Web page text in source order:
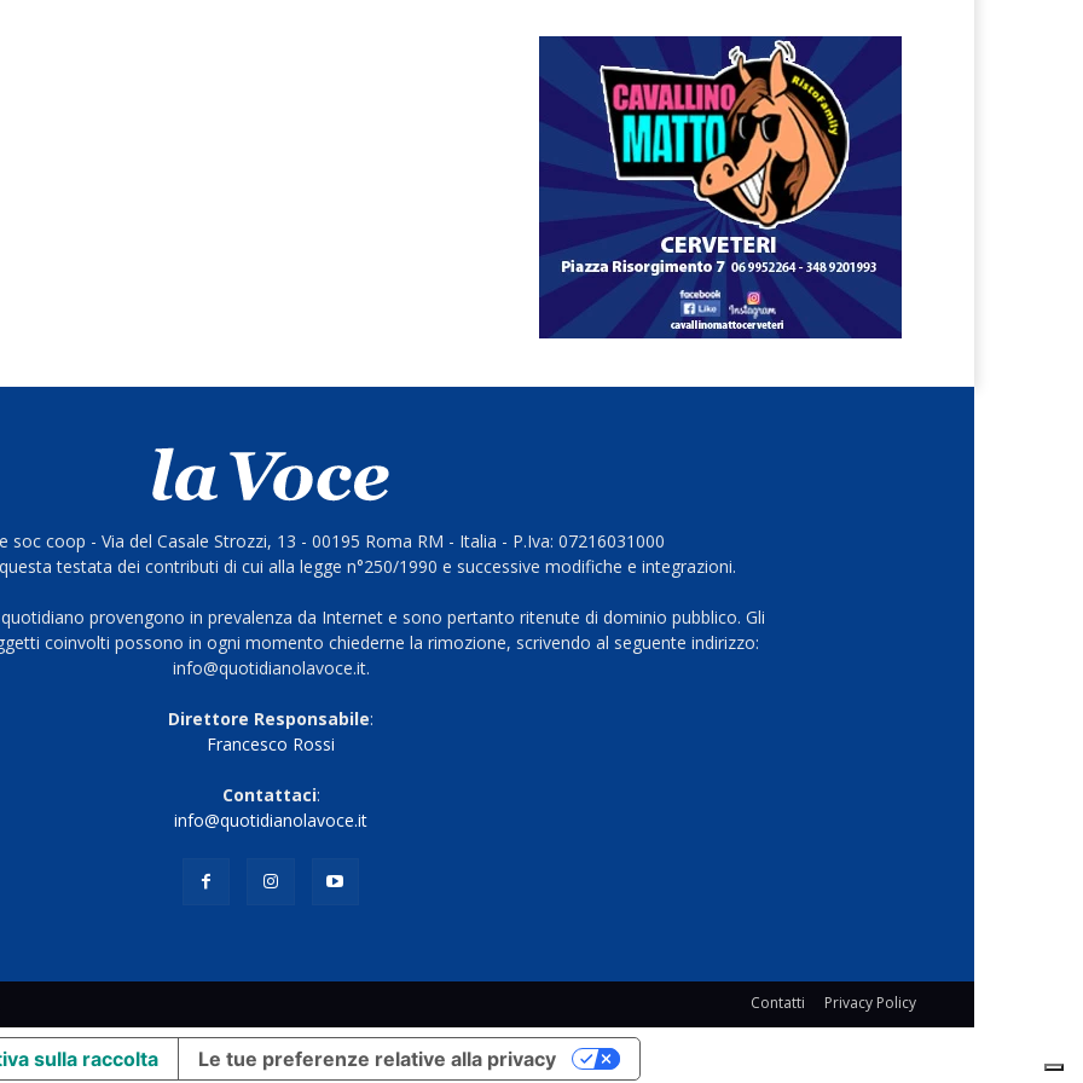
soc coop - Via del Casale Strozzi, 13 - 00195 Roma RM - Italia - P.Iva: 07216031000
testata dei contributi di cui alla legge n°250/1990 e successive modifiche e integrazioni.
provengono in prevalenza da Internet e sono pertanto ritenute di dominio pubblico. Gli
coinvolti possono in ogni momento chiederne la rimozione, scrivendo al seguente indirizzo:
info@quotidianolavoce.it.
Direttore Responsabile:
Francesco Rossi
Contattaci:
info@quotidianolavoce.it
Contatti Privacy Policy
sulla raccolta Le tue preferenze relative alla privacy